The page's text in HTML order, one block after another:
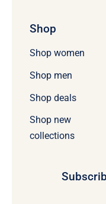
Shop
Shop women
Shop men
Shop deals
Shop new
collections